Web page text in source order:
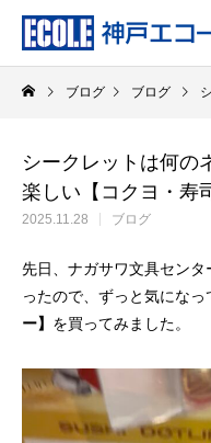
ブログ ブログ シ
シークレットは何の
楽しい【コクヨ・寿
2025.11.28 ブログ
先日、ナガサワ文具セン
ったので、ずっと気になっ
ー】 を買ってみました。